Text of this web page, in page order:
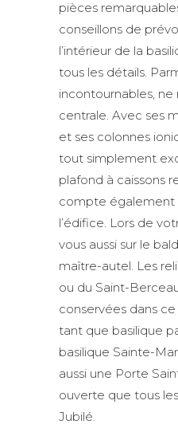
pièces
conseillons de
l’intérieur de la
tous les détails.
incontournables,
centrale. Avec ses
et ses colonnes
tout simplement
plafond à caissons
compte également
l’édifice. Lors de
vous aussi sur le
maître-autel. Les
ou du Saint-
conservées dans
tant que basilique
basilique Sainte-
aussi une Porte
ouverte que tous
Jubilé.